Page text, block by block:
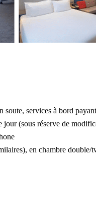
soute, services à bord
jour (sous réserve de
en chambre double/